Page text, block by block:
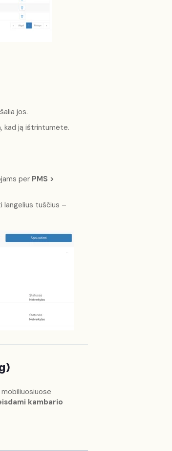
šalia jos.
, kad ją ištrintumėte.
per PMS >
langelius tuščius –
kambario